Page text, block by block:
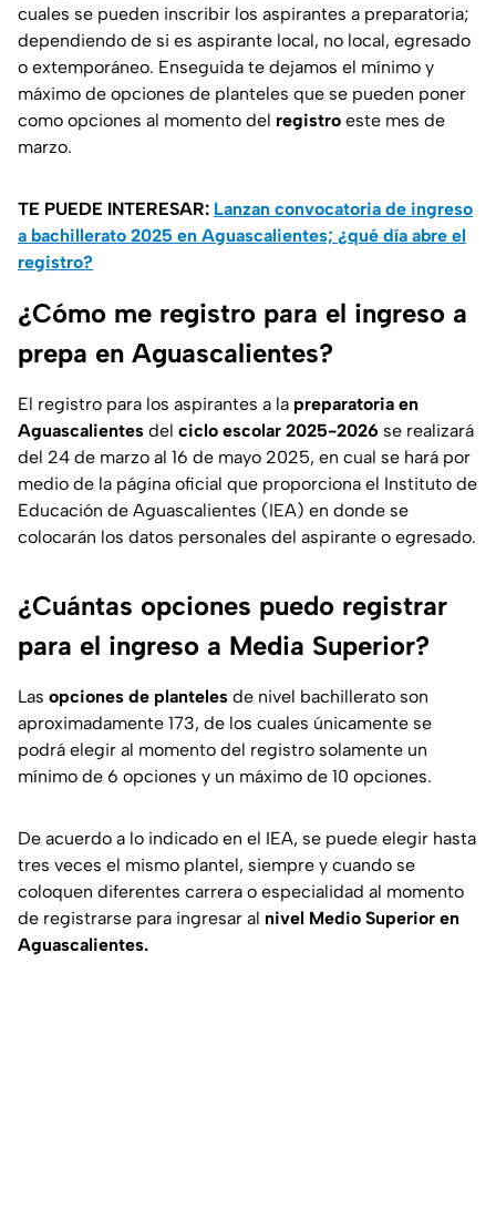
cuales se pueden inscribir los aspirantes a preparatoria;
dependiendo de si es aspirante local, no local, egresado
o extemporáneo. Enseguida te dejamos el mínimo y
máximo de opciones de planteles que se pueden poner
como opciones al momento del registro este mes de
marzo.
TE PUEDE INTERESAR: Lanzan convocatoria de ingreso
a bachillerato 2025 en Aguascalientes; ¿qué día abre el
registro?
¿Cómo me registro para el ingreso a
prepa en Aguascalientes?
El registro para los aspirantes a la preparatoria en
Aguascalientes del ciclo escolar 2025-2026 se realizará
del 24 de marzo al 16 de mayo 2025, en cual se hará por
medio de la página oficial que proporciona el Instituto de
Educación de Aguascalientes (IEA) en donde se
colocarán los datos personales del aspirante o egresado.
¿Cuántas opciones puedo registrar
para el ingreso a Media Superior?
Las opciones de planteles de nivel bachillerato son
aproximadamente 173, de los cuales únicamente se
podrá elegir al momento del registro solamente un
mínimo de 6 opciones y un máximo de 10 opciones.
De acuerdo a lo indicado en el IEA, se puede elegir hasta
tres veces el mismo plantel, siempre y cuando se
coloquen diferentes carrera o especialidad al momento
de registrarse para ingresar al nivel Medio Superior en
Aguascalientes.